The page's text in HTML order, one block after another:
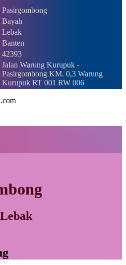
Pasirgombong
Bayah
Lebak
Banten
42393
Jalan Warung Kurupuk -
Pasirgombong KM. 0,3 Warung
Kurupuk RT 001 RW 006